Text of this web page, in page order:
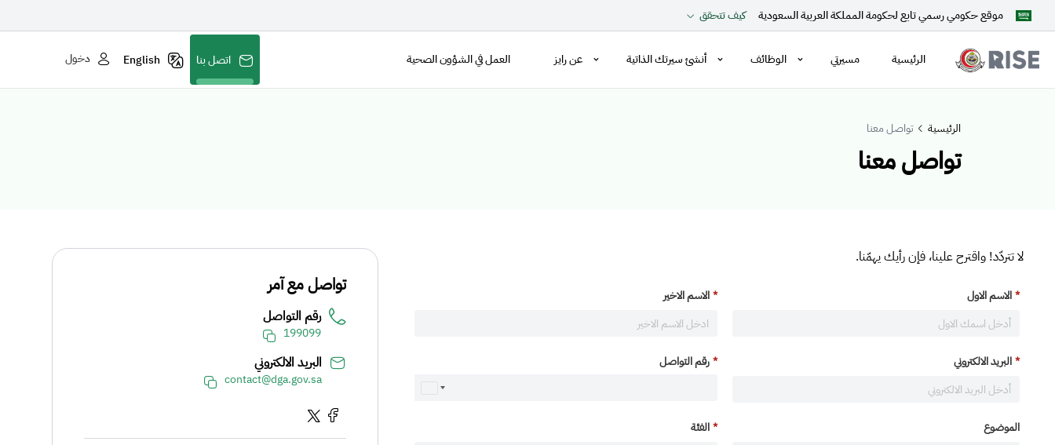
موقع حكومي رسمي تابع لحكومة المملكة العربية السعودية كيف تتحقق
الرئيسية مسيرتي الوظائف أنشئ سيرتك الذاتية عن رايز العمل في الشؤون الصحية اتصل بنا English دخول
الرئيسية تواصل معنا
تواصل معنا
لا تتردّد! واقترح علينا، فإن رأيك يهمّنا.
الاسم الاول الاسم الاخير
البريد الالكتروني رقم التواصل
الموضوع الفئة
تواصل مع آمر
رقم التواصل
199099
البريد الالكتروني
contact@dga.gov.sa